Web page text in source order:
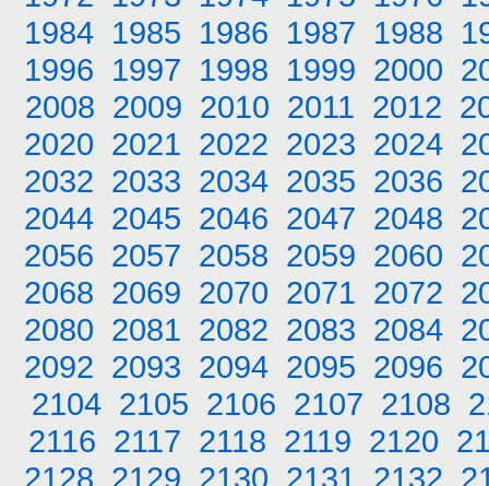
1984 1985 1986 1987 1988
1996 1997 1998 1999 2000
2008 2009 2010 2011 2012
2020 2021 2022 2023 2024
2032 2033 2034 2035 2036
2044 2045 2046 2047 2048
2056 2057 2058 2059 2060
2068 2069 2070 2071 2072
2080 2081 2082 2083 2084
2092 2093 2094 2095 2096
2104 2105 2106 2107 2108
2116 2117 2118 2119 2120
2128 2129 2130 2131 2132